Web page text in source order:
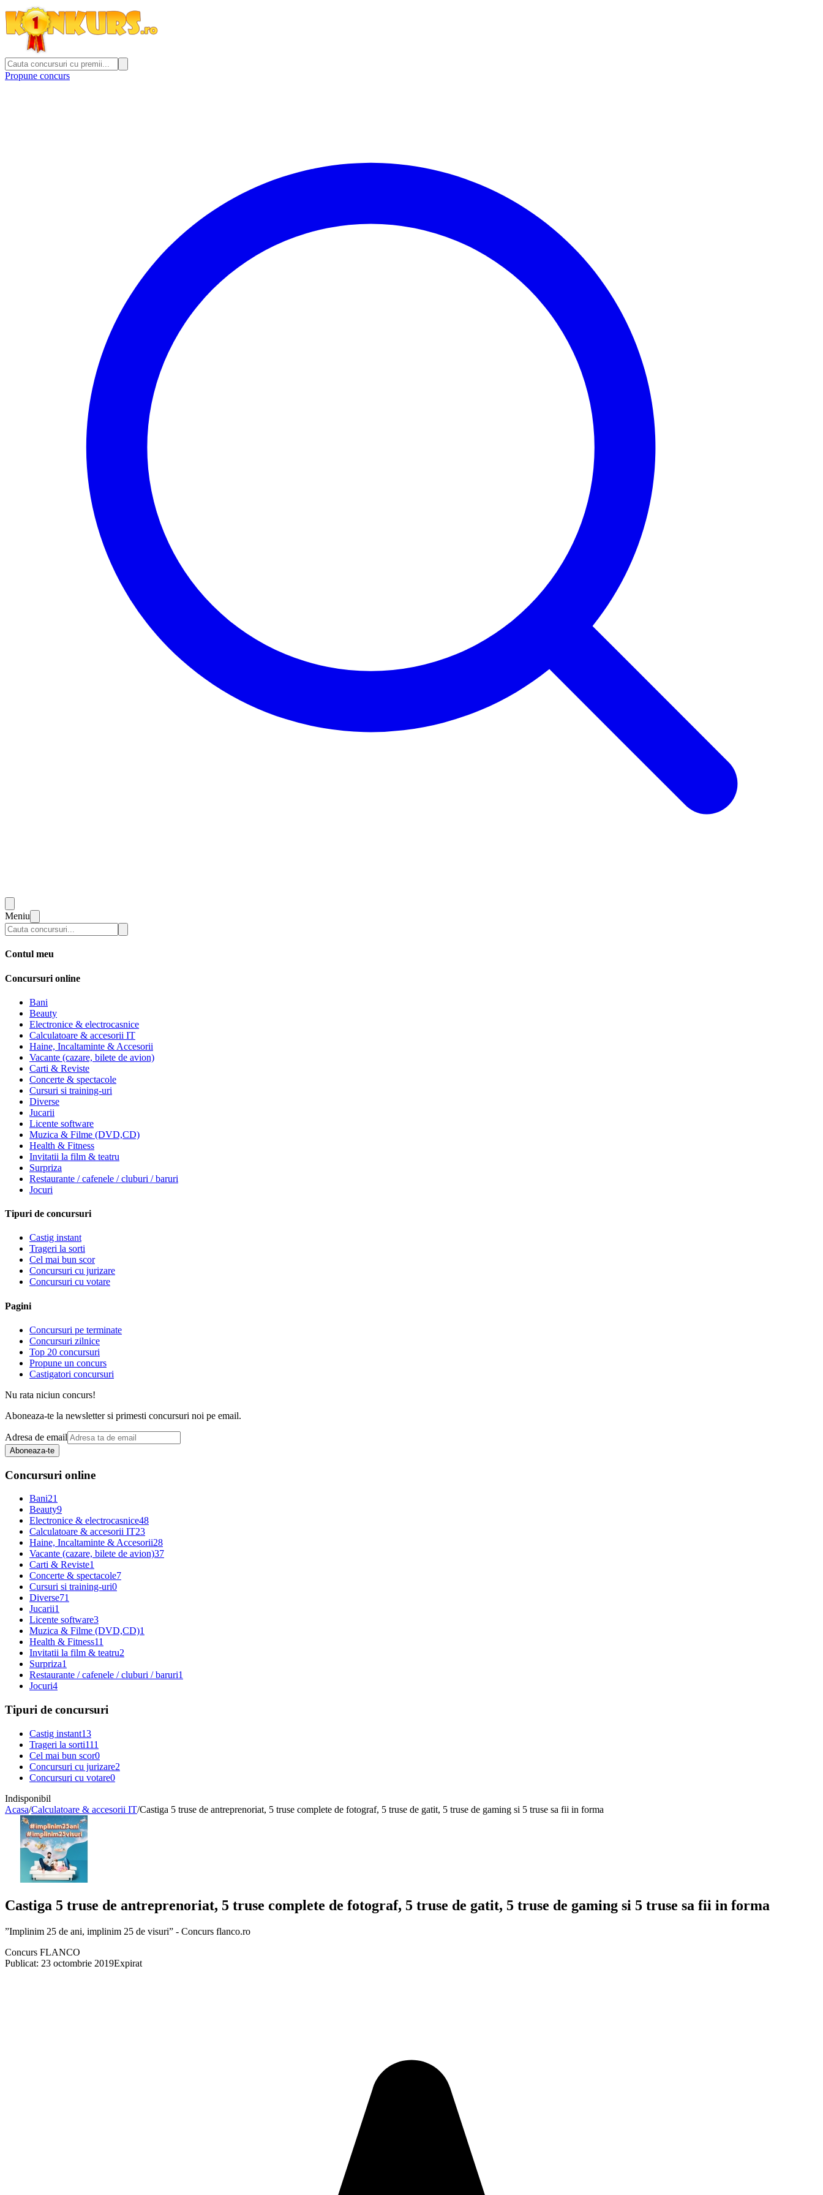
Propune concurs
Meniu
Contul meu
Concursuri online
Bani
Beauty
Electronice & electrocasnice
Calculatoare & accesorii IT
Haine, Incaltaminte & Accesorii
Vacante (cazare, bilete de avion)
Carti & Reviste
Concerte & spectacole
Cursuri si training-uri
Diverse
Jucarii
Licente software
Muzica & Filme (DVD,CD)
Health & Fitness
Invitatii la film & teatru
Surpriza
Restaurante / cafenele / cluburi / baruri
Jocuri
Tipuri de concursuri
Castig instant
Trageri la sorti
Cel mai bun scor
Concursuri cu jurizare
Concursuri cu votare
Pagini
Concursuri pe terminate
Concursuri zilnice
Top 20 concursuri
Propune un concurs
Castigatori concursuri
Nu rata niciun concurs!
Aboneaza-te la newsletter si primesti concursuri noi pe email.
Adresa de email
Aboneaza-te
Concursuri online
Bani21
Beauty9
Electronice & electrocasnice48
Calculatoare & accesorii IT23
Haine, Incaltaminte & Accesorii28
Vacante (cazare, bilete de avion)37
Carti & Reviste1
Concerte & spectacole7
Cursuri si training-uri0
Diverse71
Jucarii1
Licente software3
Muzica & Filme (DVD,CD)1
Health & Fitness11
Invitatii la film & teatru2
Surpriza1
Restaurante / cafenele / cluburi / baruri1
Jocuri4
Tipuri de concursuri
Castig instant13
Trageri la sorti111
Cel mai bun scor0
Concursuri cu jurizare2
Concursuri cu votare0
Indisponibil
Acasa/Calculatoare & accesorii IT/Castiga 5 truse de antreprenoriat, 5 truse complete de fotograf, 5 truse de gatit, 5 truse de gaming si 5 truse sa fii in forma
Castiga 5 truse de antreprenoriat, 5 truse complete de fotograf, 5 truse de gatit, 5 truse de gaming si 5 truse sa fii in forma
”Implinim 25 de ani, implinim 25 de visuri” - Concurs flanco.ro
Concurs FLANCO
Publicat: 23 octombrie 2019Expirat